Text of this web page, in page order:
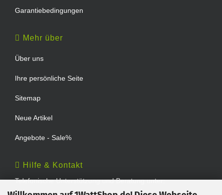
Garantiebedingungen
Mehr über
Über uns
Ihre persönliche Seite
Sitemap
Neue Artikel
Angebote - Sale%
Hilfe & Kontakt
Telefonische Unterstützung und Beratung unter: